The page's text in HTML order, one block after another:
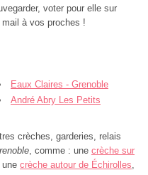
voter pour elle sur
à vos proches !
Eaux Claires - Grenoble
André Abry Les Petits
crèches, garderies, relais
, comme : une crèche sur
, une crèche autour de Échirolles